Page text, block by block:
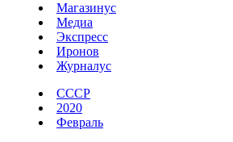
Магазинус
Медиа
Экспресс
Иронов
Журналус
СССР
2020
Февраль